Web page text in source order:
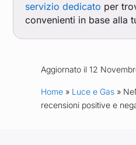
servizio dedicato per
convenienti in base alla
Aggiornato il 12
Home» Luce e Gas»
recensioni positive e